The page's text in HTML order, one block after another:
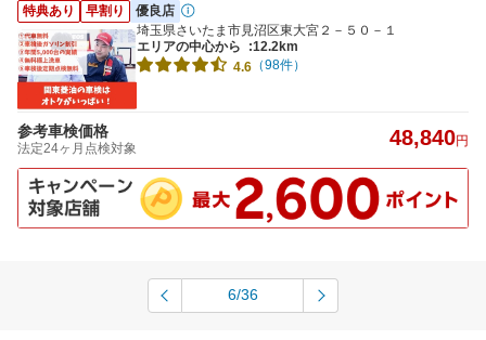
特典あり
早割り
優良店
埼玉県さいたま市見沼区東大宮２－５０－１
エリアの中心から
:12.2km
4.6 （98件）
参考車検価格
法定24ヶ月点検対象 48,840円
6/36